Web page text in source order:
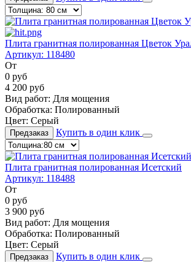
Плита гранитная полированная Цветок
Артикул: 118480
От
0 руб
4 200 руб
Вид работ: Для мощения
Обработка: Полированный
Цвет: Серый
Предзаказ Купить в один клик
Плита гранитная полированная Исетский
Артикул: 118488
От
0 руб
3 900 руб
Вид работ: Для мощения
Обработка: Полированный
Цвет: Серый
Предзаказ Купить в один клик